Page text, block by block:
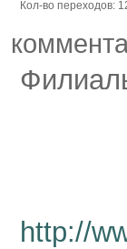
Кол-во переходов:
http://